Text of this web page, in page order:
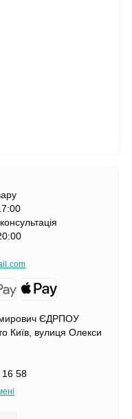
ЄДРПОУ
Київ, вулиця Олекси
58